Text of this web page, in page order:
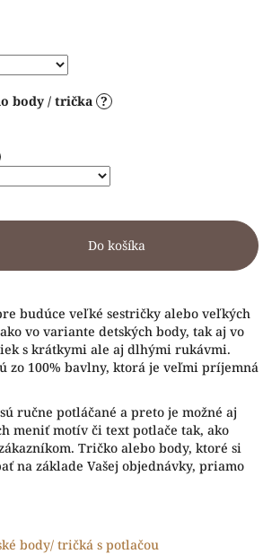
body / trička ?
Do košíka
budúce veľké sestričky alebo veľkých
vo variante detských body, tak aj vo
s krátkymi ale aj dlhými rukávmi.
zo 100% bavlny, ktorá je veľmi príjemná
ručne potláčané a preto je možné aj
meniť motív či text potlače tak, ako
Tričko alebo body, ktoré si
na základe Vašej objednávky, priamo
body/ tričká s potlačou